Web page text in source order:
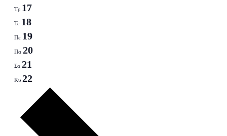
Τρ 17
Τε 18
Πε 19
Πα 20
Σα 21
Κυ 22